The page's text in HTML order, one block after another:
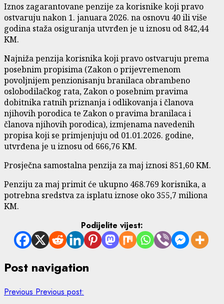
Iznos zagarantovane penzije za korisnike koji pravo
ostvaruju nakon 1. januara 2026. na osnovu 40 ili više
godina staža osiguranja utvrđen je u iznosu od 842,44
KM.
Najniža penzija korisnika koji pravo ostvaruju prema
posebnim propisima (Zakon o prijevremenom
povoljnijem penzionisanju branilaca obrambeno
oslobodilačkog rata, Zakon o posebnim pravima
dobitnika ratnih priznanja i odlikovanja i članova
njihovih porodica te Zakon o pravima branilaca i
članova njihovih porodica), izmjenama navedenih
propisa koji se primjenjuju od 01.01.2026. godine,
utvrđena je u iznosu od 666,76 KM.
Prosječna samostalna penzija za maj iznosi 851,60 KM.
Penziju za maj primit će ukupno 468.769 korisnika, a
potrebna sredstva za isplatu iznose oko 355,7 miliona
KM.
Podijelite vijest:
Post navigation
Previous Previous post: